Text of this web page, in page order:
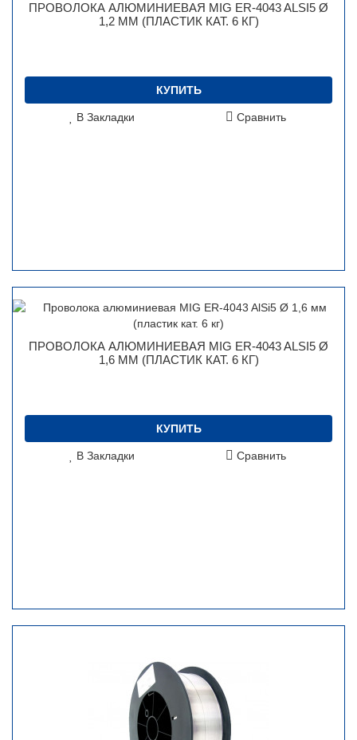
ПРОВОЛОКА АЛЮМИНИЕВАЯ MIG ER-4043 ALSI5 Ø
1,2 ММ (ПЛАСТИК КАТ. 6 КГ)
КУПИТЬ
В Закладки Сравнить
ПРОВОЛОКА АЛЮМИНИЕВАЯ MIG ER-4043 ALSI5 Ø
1,6 ММ (ПЛАСТИК КАТ. 6 КГ)
КУПИТЬ
В Закладки Сравнить